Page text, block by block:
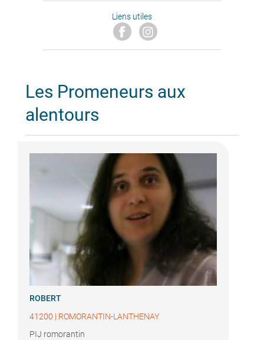
Liens utiles
Les Promeneurs aux
alentours
ROBERT
41200 | ROMORANTIN-LANTHENAY
PIJ romorantin